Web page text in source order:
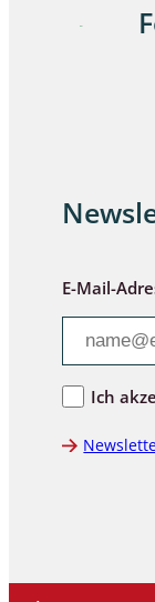
E-Mail-
Ich